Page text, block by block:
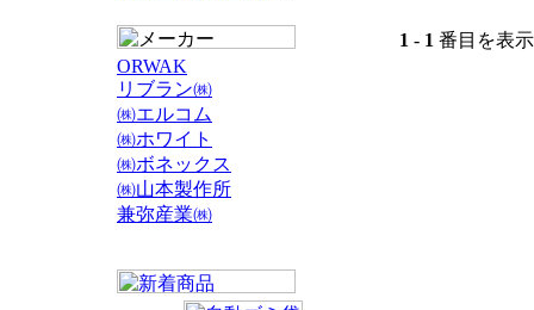
ORWAK
リブラン㈱
㈱エルコム
㈱ホワイト
㈱ボネックス
㈱山本製作所
兼弥産業㈱
1 - 1 番目を表